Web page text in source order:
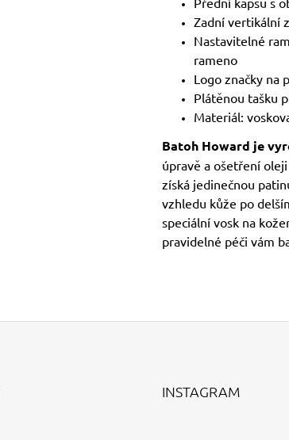
Zadní vertikální
Nastavitelné
rameno
Logo značky na
Plátěnou tašku
Materiál:
Batoh Howard je
úpravě a ošetření
získá jedinečnou
vzhledu kůže po
speciální vosk na
pravidelné péči vám
INSTAGRAM